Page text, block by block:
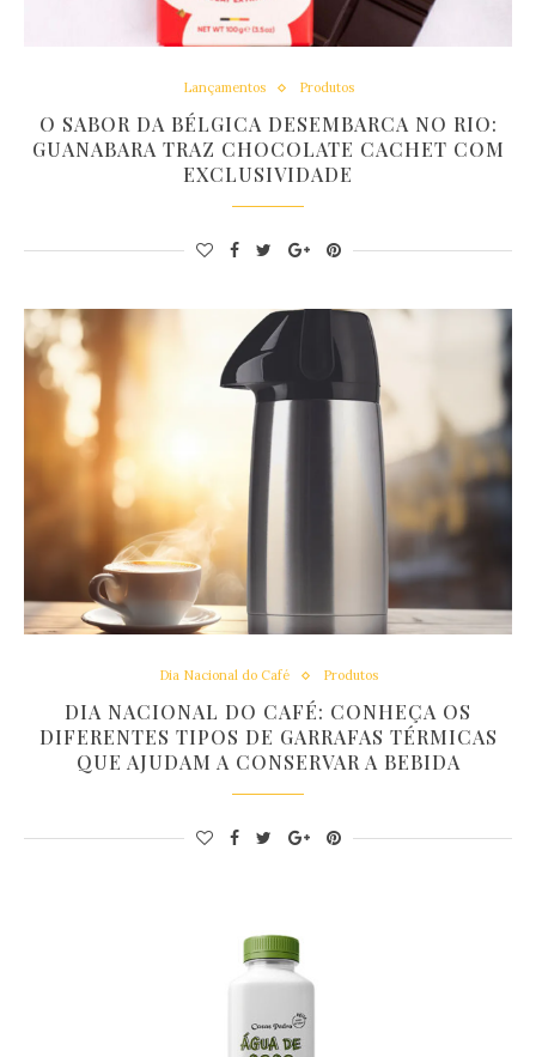
Lançamentos Produtos
O SABOR DA BÉLGICA DESEMBARCA NO RIO:
GUANABARA TRAZ CHOCOLATE CACHET COM
EXCLUSIVIDADE
Dia Nacional do Café Produtos
DIA NACIONAL DO CAFÉ: CONHEÇA OS
DIFERENTES TIPOS DE GARRAFAS TÉRMICAS
QUE AJUDAM A CONSERVAR A BEBIDA